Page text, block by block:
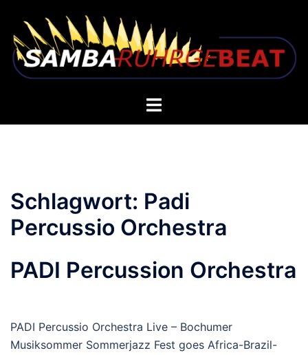
Inhalt
springen
Toggle
Schlagwort: Padi
Percussio Orchestra
PADI Percussion Orchestra
PADI Percussio Orchestra Live – Bochumer
Musiksommer Sommerjazz Fest goes Africa-Brazil-